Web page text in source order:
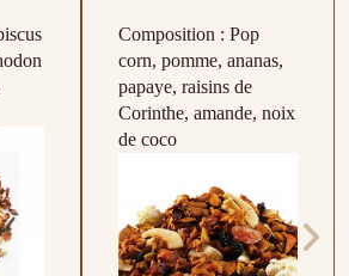
Composition : Pop
corn, pomme, ananas,
papaye, raisins de
Corinthe, amande, noix
de coco